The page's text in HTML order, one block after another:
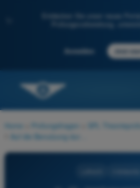
Entdecken Sie unser neues
Prüfungsvorbereitung,
Anmelden Jetzt
Home Prüfungsfragen SPL